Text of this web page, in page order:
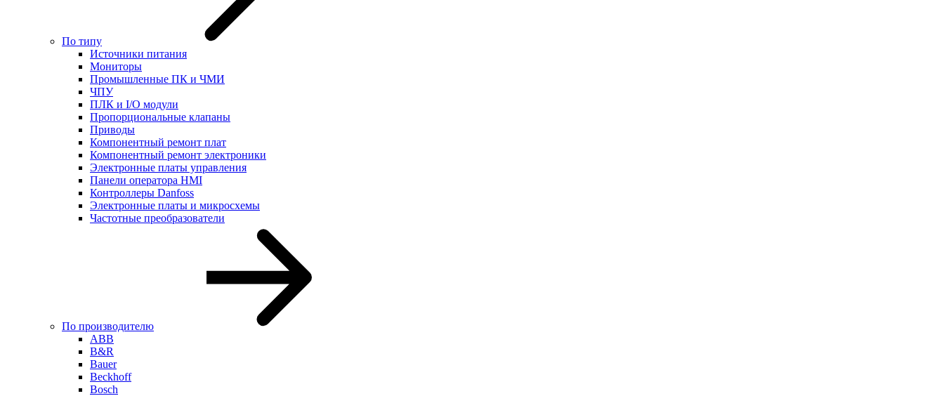
По типу
Источники питания
Мониторы
Промышленные ПК и ЧМИ
ЧПУ
ПЛК и I/O модули
Пропорциональные клапаны
Приводы
Компонентный ремонт плат
Компонентный ремонт электроники
Электронные платы управления
Панели оператора HMI
Контроллеры Danfoss
Электронные платы и микросхемы
Частотные преобразователи
По производителю
ABB
B&R
Bauer
Beckhoff
Bosch